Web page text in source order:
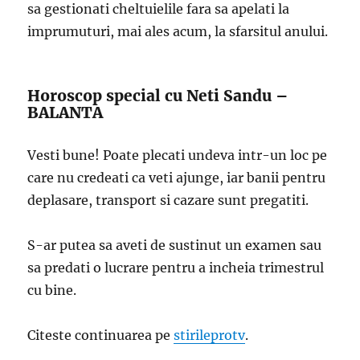
sa gestionati cheltuielile fara sa apelati la
imprumuturi, mai ales acum, la sfarsitul anului.
Horoscop special cu Neti Sandu –
BALANTA
Vesti bune! Poate plecati undeva intr-un loc pe
care nu credeati ca veti ajunge, iar banii pentru
deplasare, transport si cazare sunt pregatiti.
S-ar putea sa aveti de sustinut un examen sau
sa predati o lucrare pentru a incheia trimestrul
cu bine.
Citeste continuarea pestirileprotv.